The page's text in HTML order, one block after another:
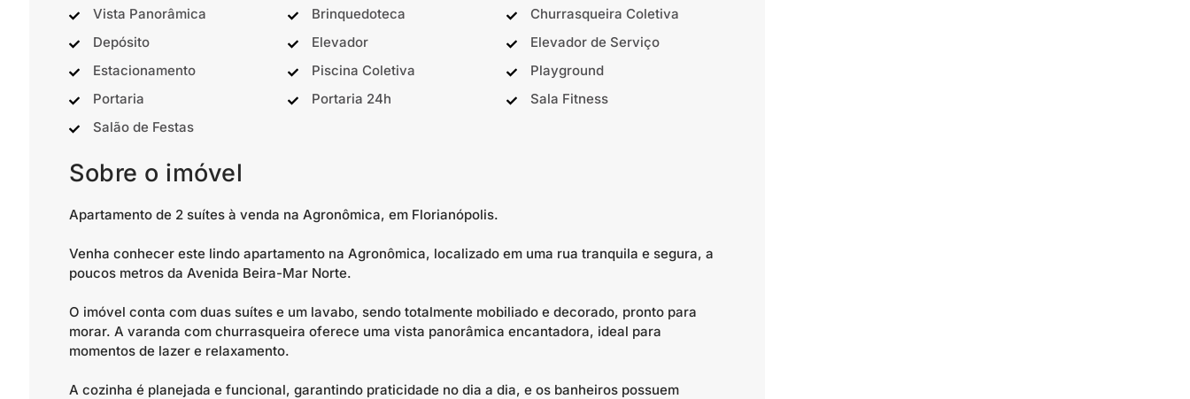
Vista Panorâmica
Brinquedoteca
Churrasqueira Coletiva
Depósito
Elevador
Elevador de Serviço
Estacionamento
Piscina Coletiva
Playground
Portaria
Portaria 24h
Sala Fitness
Salão de Festas
Sobre o imóvel
Apartamento de 2 suítes à venda na Agronômica, em Florianópolis.
Venha conhecer este lindo apartamento na Agronômica, localizado em uma rua tranquila e segura, a
poucos metros da Avenida Beira-Mar Norte.
O imóvel conta com duas suítes e um lavabo, sendo totalmente mobiliado e decorado, pronto para
morar. A varanda com churrasqueira oferece uma vista panorâmica encantadora, ideal para
momentos de lazer e relaxamento.
A cozinha é planejada e funcional, garantindo praticidade no dia a dia, e os banheiros possuem